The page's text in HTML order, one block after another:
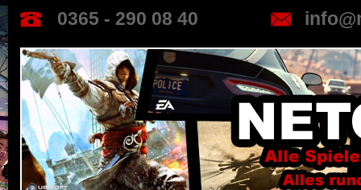
0365 - 290 08 40